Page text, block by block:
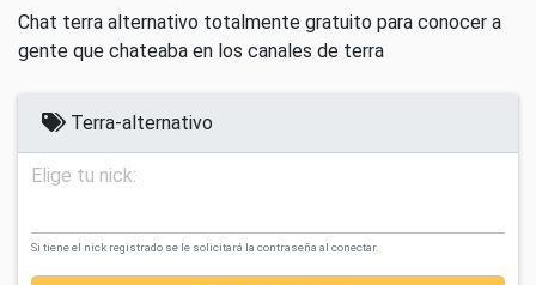
Chat terra alternativo totalmente gratuito para conocer a
gente que chateaba en los canales de terra
Terra-alternativo
Elige tu nick:
Si tiene el nick registrado se le solicitará la contraseña al conectar.